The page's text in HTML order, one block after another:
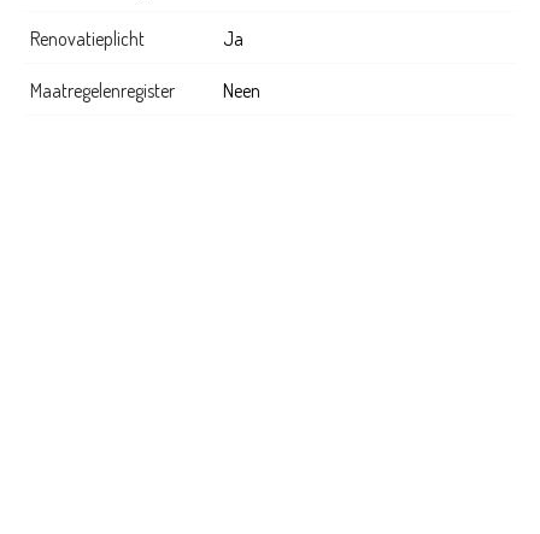
Renovatieplicht Ja
Maatregelenregister Neen